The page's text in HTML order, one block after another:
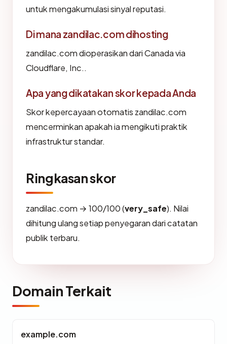
untuk mengakumulasi sinyal reputasi.
Di mana zandilac.com dihosting
zandilac.com dioperasikan dari Canada via
Cloudflare, Inc..
Apa yang dikatakan skor kepada Anda
Skor kepercayaan otomatis zandilac.com
mencerminkan apakah ia mengikuti praktik
infrastruktur standar.
Ringkasan skor
zandilac.com → 100/100 (very_safe). Nilai
dihitung ulang setiap penyegaran dari catatan
publik terbaru.
Domain Terkait
example.com